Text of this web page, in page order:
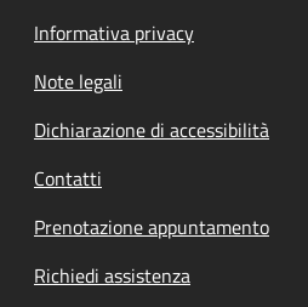
Informativa privacy
Note legali
Dichiarazione di accessibilità
Contatti
Prenotazione appuntamento
Richiedi assistenza